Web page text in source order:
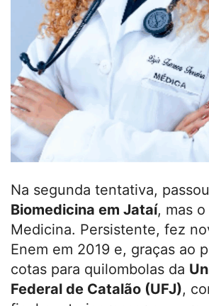
Na segunda tentativa,
Biomedicina em Jataí, mas
Medicina. Persistente, fez
Enem em 2019 e, graças ao
cotas para quilombolas da
Federal de Catalão (UFJ),